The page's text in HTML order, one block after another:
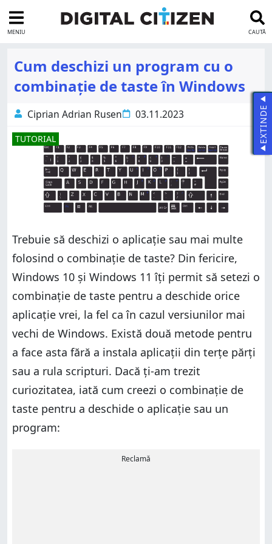
MENIU CAUTĂ
Cum deschizi un program cu o
combinație de taste în Windows
Ciprian Adrian Rusen 03.11.2023
TUTORIAL
Trebuie să deschizi o aplicație sau mai multe
folosind o combinație de taste? Din fericire,
Windows 10 și Windows 11 îți permit să setezi o
combinație de taste pentru a deschide orice
aplicație vrei, la fel ca în cazul versiunilor mai
vechi de Windows. Există două metode pentru
a face asta fără a instala aplicații din terțe părți
sau a rula scripturi. Dacă ți-am trezit
curiozitatea, iată cum creezi o combinație de
taste pentru a deschide o aplicație sau un
program:
Reclamă
EXTINDE